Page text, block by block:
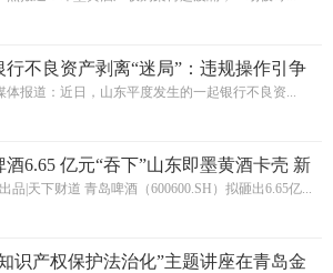
行不良资产剥离“迷局”：违规操作引争
融乱象遭严查
体报道：近日，山东平度发生的一起银行不良资...
酒6.65 亿元“吞下”山东即墨黄酒卡壳 新
祥“骑虎难下”？
品|天下财道 青岛啤酒（600600.SH）拟砸出6.65亿...
识产权保护法治化”主题讲座在青岛金